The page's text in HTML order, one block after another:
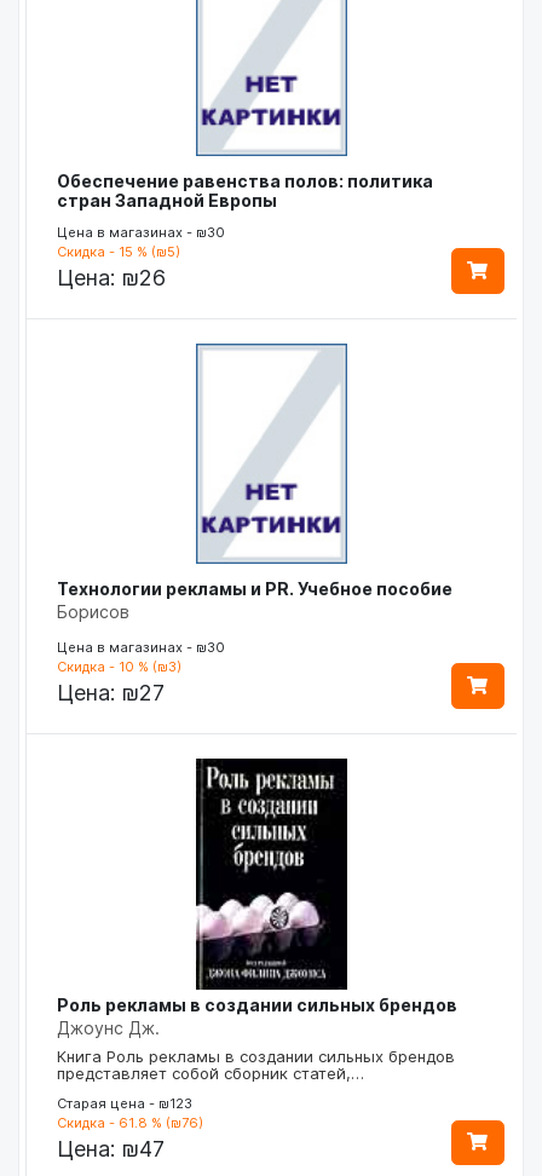
Обеспечение равенства полов: политика
стран Западной Европы
Цена в магазинах - ₪30
Скидка - 15 % (₪5)
Цена: ₪26
Технологии рекламы и PR. Учебное пособие
Борисов
Цена в магазинах - ₪30
Скидка - 10 % (₪3)
Цена: ₪27
Роль рекламы в создании сильных брендов
Джоунс Дж.
Книга Роль рекламы в создании сильных брендов
представляет собой сборник статей,…
Старая цена - ₪123
Скидка - 61.8 % (₪76)
Цена: ₪47